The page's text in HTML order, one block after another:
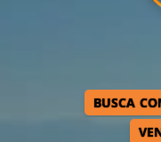
BUSCA